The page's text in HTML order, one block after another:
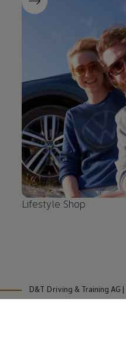
Lifestyle Shop
D&T Driving & Training AG |